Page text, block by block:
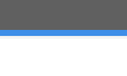
บด้าน ราคาส่ง